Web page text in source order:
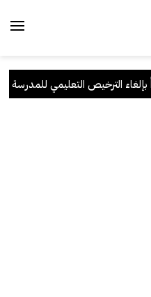
الترخيص التعليمي للمدرسة